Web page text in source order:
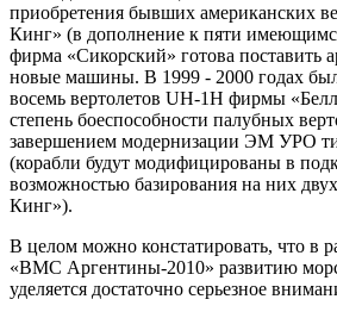
приобретения бывших американских
Кинг» (в дополнение к пяти
фирма «Сикорский» готова поставить
новые машины. В 1999 - 2000 годах
восемь вертолетов UH-1H фирмы
степень боеспособности палубных
завершением модернизации ЭМ УРО
(корабли будут модифицированы в
возможностью базирования на них
Кинг»).
В целом можно констатировать, что в
«ВМС Аргентины-2010» развитию
уделяется достаточно серьезное